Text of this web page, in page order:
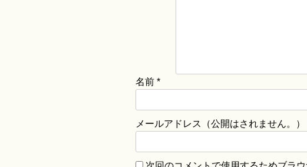
名前 *
メールアドレス（公開はされません。）